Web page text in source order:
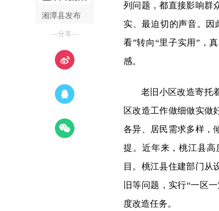
湘潭县发布
—分享—
列问题，都直接影响群
实、最迫切的声音。因
看”转向“里子实用”，
感。
老旧小区改造寄托
区改造工作做细做实做
各异、居民需求多样，
提。近年来，桃江县
目。桃江县住建部门从
旧等问题，实行“一区
度改造任务。